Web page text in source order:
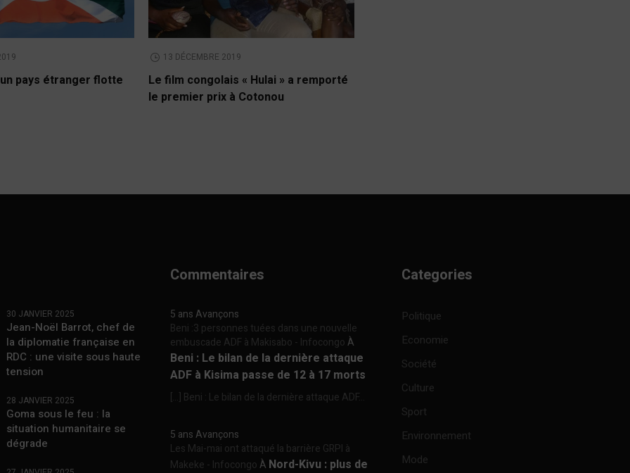
pays étranger flotte
13 DÉCEMBRE 2019
Le film congolais « Hulai » a remporté
le premier prix à Cotonou
30 JANVIER 2025
Jean-Noël Barrot, chef de
la diplomatie française en
RDC : une visite sous haute
tension
28 JANVIER 2025
Goma sous le feu : la
situation humanitaire se
dégrade
Commentaires
5 ans Avançons
Beni :3 personnes tuées dans une nouvelle
embuscade ADF à Makisabo - InfocongoÀ
Beni : Le bilan de la dernière attaque
ADF à Kisima passe de 12 à 17 morts
[…] Beni : Le bilan de la dernière attaque ADF...
5 ans Avançons
Les Mai-mai ont attaqué la barrière GRPI à
Makeke - InfocongoÀ Nord-Kivu : plus de
Categories
Politique
Economie
Société
Culture
Sport
Environnement
Mode